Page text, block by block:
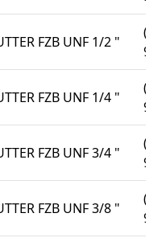
FZB UNF 1/2 "
FZB UNF 1/4 "
FZB UNF 3/4 "
FZB UNF 3/8 "